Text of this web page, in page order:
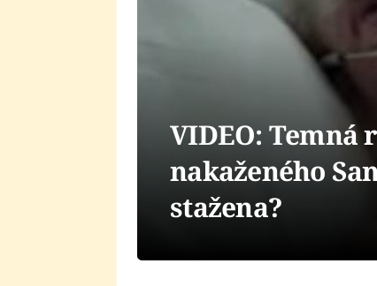
VIDEO: Temná
nakaženého
stažena?